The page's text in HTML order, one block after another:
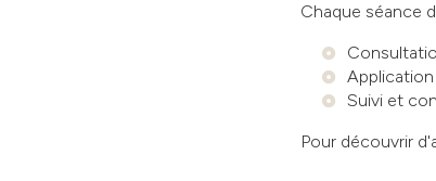
Chaque séance
Suivi et
Pour découvrir